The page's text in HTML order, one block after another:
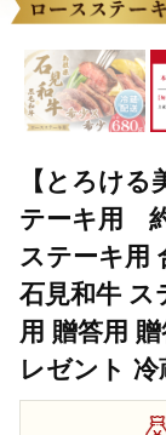
【とろけ
テーキ用
ステーキ用
石見和牛 ス
用 贈答用
レゼント 冷